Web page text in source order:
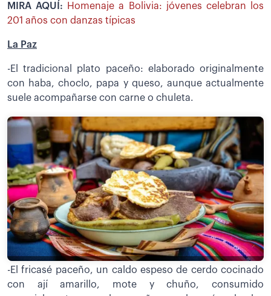
MIRA AQUÍ:
Homenaje a Bolivia: jóvenes celebran los
201 años con danzas típicas
La Paz
-El tradicional plato paceño: elaborado originalmente
con haba, choclo, papa y queso, aunque actualmente
suele acompañarse con carne o chuleta.
-El fricasé paceño, un caldo espeso de cerdo cocinado
con ají amarillo, mote y chuño, consumido